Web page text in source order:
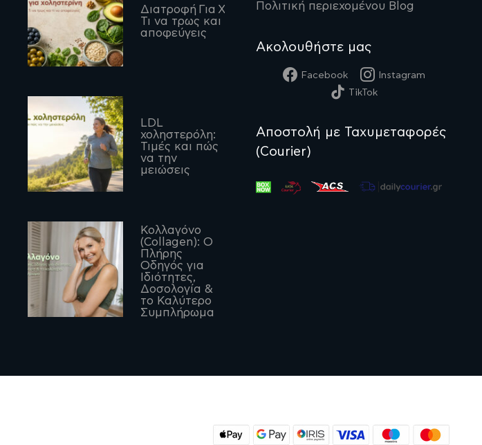
Διατροφή Για Χοληστερίνη:
Τι να τρως και τι να
αποφεύγεις
LDL
χοληστερόλη:
Τιμές και πώς
να την
μειώσεις
Κολλαγόνο
(Collagen): Ο
Πλήρης
Οδηγός για
Ιδιότητες,
Δοσολογία &
το Καλύτερο
Συμπλήρωμα
Πολιτική περιεχομένου Blog
Ακολουθήστε μας
Facebook
Instagram
TikTok
Αποστολή με Ταχυμεταφορές
(Courier)